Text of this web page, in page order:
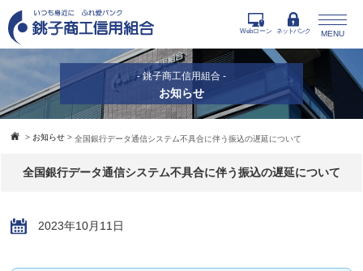
MENU
Webローン ネットバンク
- 銚子商工信用組合 -
お知らせ
> お知らせ >全国銀行データ通信システム不具合に伴う振込の遅延について
全国銀行データ通信システム不具合に伴う振込の遅延について
2023年10月11日